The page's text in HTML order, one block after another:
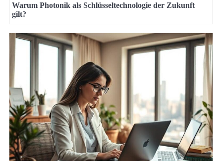
Warum Photonik als Schlüsseltechnologie der Zukunft
gilt?